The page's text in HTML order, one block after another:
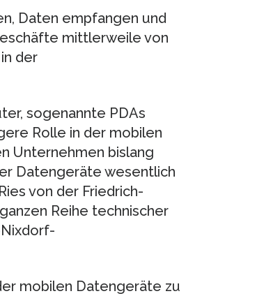
Daten empfangen und
mittlerweile von
der
sogenannte PDAs
Rolle in der mobilen
Unternehmen bislang
Datengeräte wesentlich
von der Friedrich-
Reihe technischer
mobilen Datengeräte zu